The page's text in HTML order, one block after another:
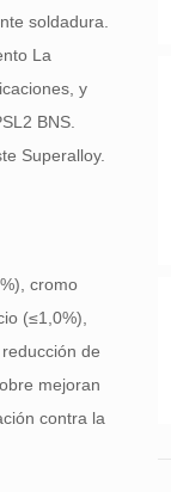
soldadura.
La
y
BNS.
Superalloy.
cromo
(≤1,0%),
de
mejoran
contra la